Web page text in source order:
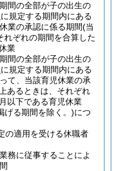
間の全部が子の出生の
に規定する期間内にある
業の承認に係る期間(当
れぞれの期間を合算した
業
間の全部が子の出生の
に規定する期間内にある
て、当該育児休業の承
あるときは、それぞれ
以下である育児休業
げる期間を除く。)につ
の適用を受ける休職者
務に従事することによ